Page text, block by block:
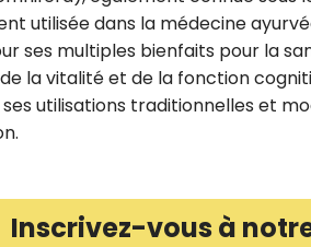
utilisée dans la médecine
ses multiples bienfaits pour la
la vitalité et de la fonction
utilisations traditionnelles et
Inscrivez-vous à